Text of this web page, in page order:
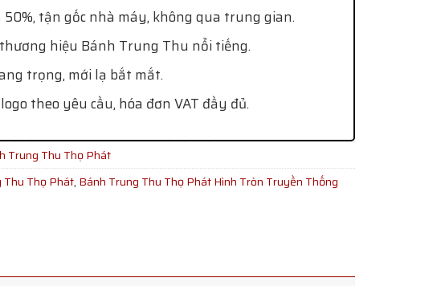
50%, tận gốc nhà máy, không qua trung gian.
hiệu Bánh Trung Thu nổi tiếng.
trọng, mới lạ bắt mắt.
theo yêu cầu, hóa đơn VAT đầy đủ.
Trung Thu Thọ Phát
Thu Thọ Phát, Bánh Trung Thu Thọ Phát Hình Tròn Truyền Thống